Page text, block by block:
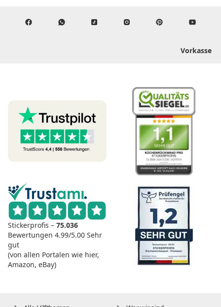
Vorkasse
Stickerprofis – 75.036
Bewertungen 4.99/5.00 Sehr
gut
(von allen Portalen wie hier,
Amazon, eBay)